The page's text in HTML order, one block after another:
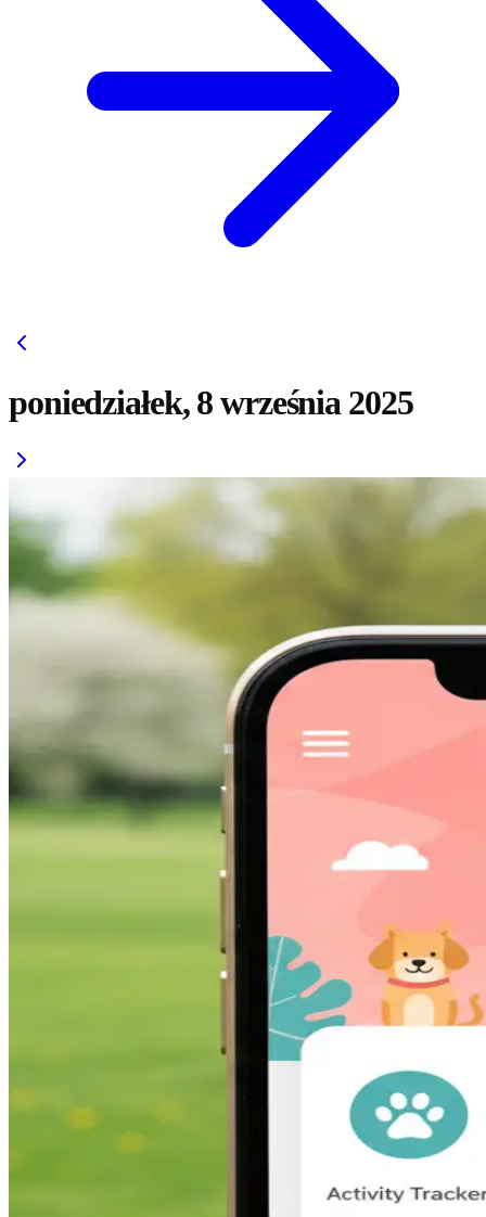
poniedziałek, 8 września 2025